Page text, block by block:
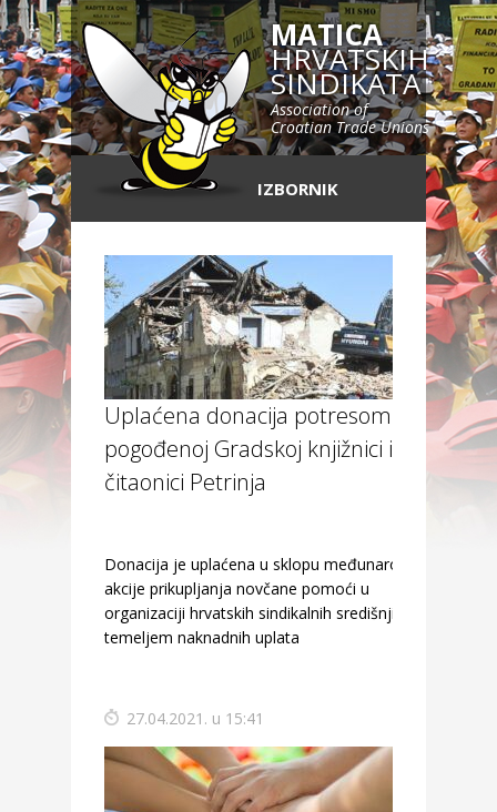
MATICA
HRVATSKIH
SINDIKATA
Association of
Croatian Trade Unions
IZBORNIK
Uplaćena donacija potresom
pogođenoj Gradskoj knjižnici i
čitaonici Petrinja
Donacija je uplaćena u sklopu međunarodne
akcije prikupljanja novčane pomoći u
organizaciji hrvatskih sindikalnih središnjica,
temeljem naknadnih uplata
27.04.2021. u 15:41